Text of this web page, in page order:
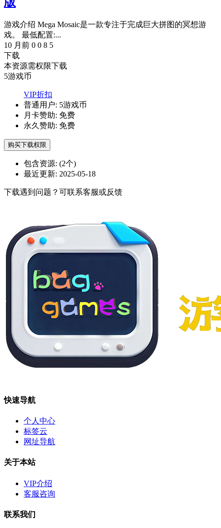
游戏介绍 Mega Mosaic是一款专注于完成巨大拼图的冥想游
戏。 最低配置:...
10 月前 0 0 8 5
下载
本资源需权限下载
5游戏币
VIP折扣
普通用户: 5游戏币
月卡赞助: 免费
永久赞助: 免费
购买下载权限
包含资源: (2个)
最近更新: 2025-05-18
下载遇到问题？可联系客服或反馈
快速导航
个人中心
标签云
网址导航
关于本站
VIP介绍
客服咨询
联系我们